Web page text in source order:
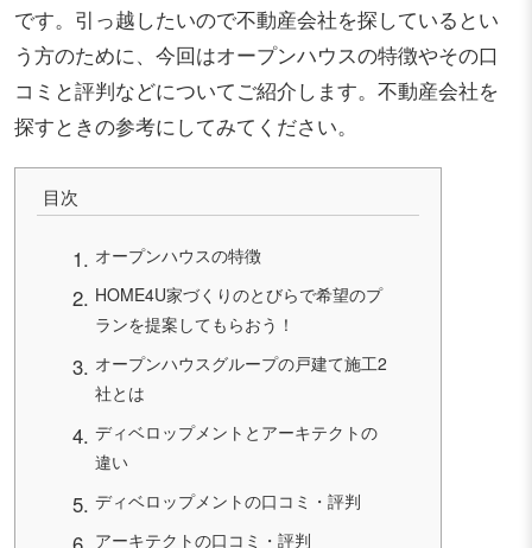
です。引っ越したいので不動産会社を探しているとい
う方のために、今回はオープンハウスの特徴やその口
コミと評判などについてご紹介します。不動産会社を
探すときの参考にしてみてください。
目次
オープンハウスの特徴
HOME4U家づくりのとびらで希望のプ
ランを提案してもらおう！
オープンハウスグループの戸建て施工2
社とは
ディベロップメントとアーキテクトの
違い
ディベロップメントの口コミ・評判
アーキテクトの口コミ・評判